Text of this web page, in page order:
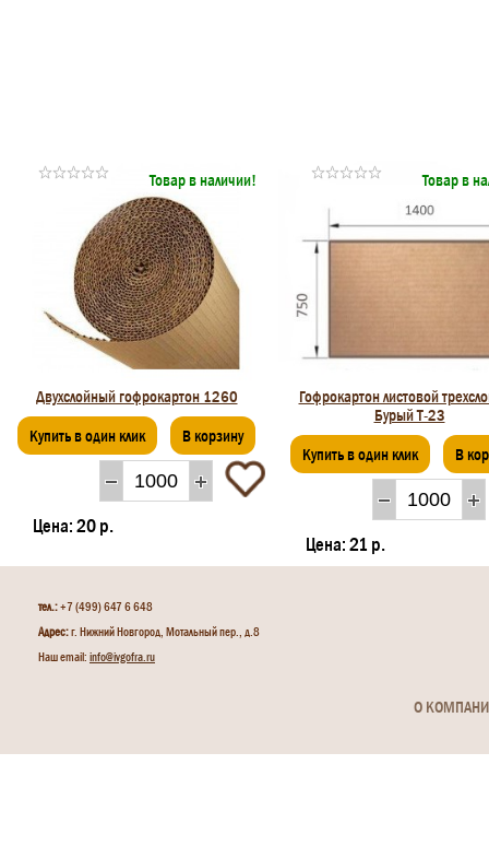
Товар в наличии!
Двухслойный гофрокартон 1260
Купить в один клик В корзину
Цена: 20 р.
Товар в
Гофрокартон листовой
Бурый Т-23
Купить в один клик В
Цена: 21 р.
тел.:+7 (499) 647 6 648
Адрес:г. Нижний Новгород, Мотальный пер., д.8
Наш email: info@ivgofra.ru
О